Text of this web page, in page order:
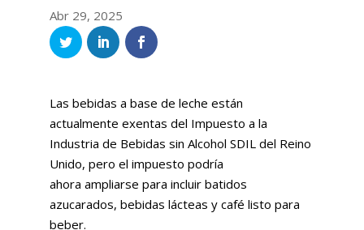
Abr 29, 2025
Las bebidas a base de leche están
actualmente exentas del Impuesto a la
Industria de Bebidas sin Alcohol SDIL del Reino
Unido, pero el impuesto podría
ahora ampliarse para incluir batidos
azucarados, bebidas lácteas y café listo para
beber.